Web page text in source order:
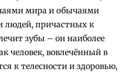
мира и обычаями
людей, причастных к
зубы – он наиболее
человек, вовлечённый в
к телесности и здоровью,